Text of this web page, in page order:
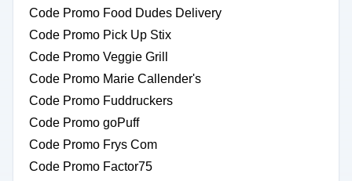
Code Promo Food Dudes Delivery
Code Promo Pick Up Stix
Code Promo Veggie Grill
Code Promo Marie Callender's
Code Promo Fuddruckers
Code Promo goPuff
Code Promo Frys Com
Code Promo Factor75